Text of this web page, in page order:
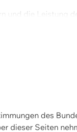
die Leistung
des
dieser Seiten